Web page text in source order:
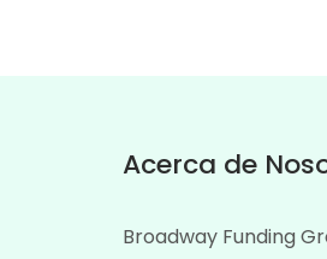
Acerca de
Broadway Funding